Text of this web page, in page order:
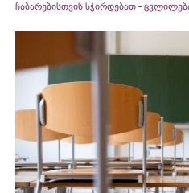
ჩაბარებისთვის სჭირდებათ -